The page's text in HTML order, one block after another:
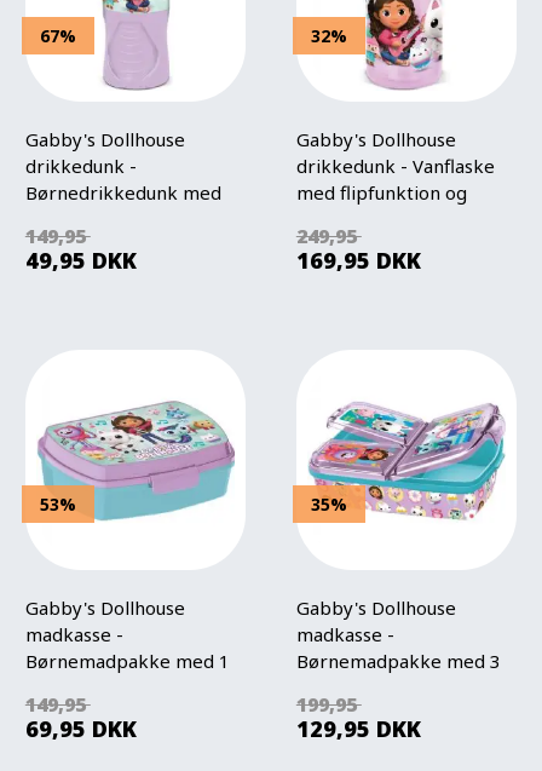
67%
Gabby's Dollhouse
drikkedunk -
Børnedrikkedunk med
149,95
49,95 DKK
32%
Gabby's Dollhouse
drikkedunk - Vanflaske
med flipfunktion og
249,95
169,95 DKK
53%
Gabby's Dollhouse
madkasse -
Børnemadpakke med 1
149,95
69,95 DKK
35%
Gabby's Dollhouse
madkasse -
Børnemadpakke med 3
199,95
129,95 DKK